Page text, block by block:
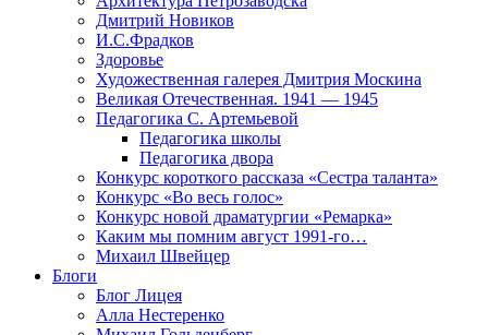
Дмитрий Новиков
И.С.Фрадков
Здоровье
Художественная галерея Дмитрия Москина
Великая Отечественная. 1941 — 1945
Педагогика С. Артемьевой
Педагогика школы
Педагогика двора
Конкурс короткого рассказа «Сестра таланта»
Конкурс «Во весь голос»
Конкурс новой драматургии «Ремарка»
Каким мы помним август 1991-го…
Михаил Швейцер
Блоги
Блог Лицея
Алла Нестеренко